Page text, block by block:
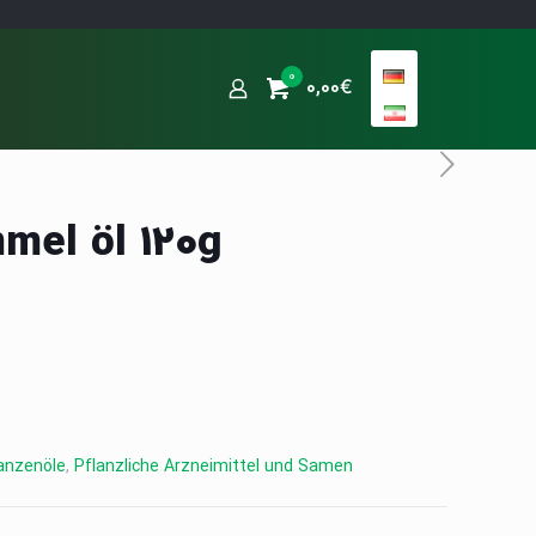
0 0,00€
öl 120g
, Pflanzliche Arzneimittel und Samen